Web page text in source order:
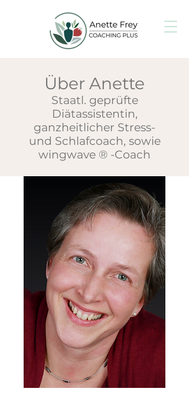
Über Anette
Staatl. geprüfte
Diätassistentin,
ganzheitlicher Stress-
und Schlafcoach, sowie
wingwave ® -Coach